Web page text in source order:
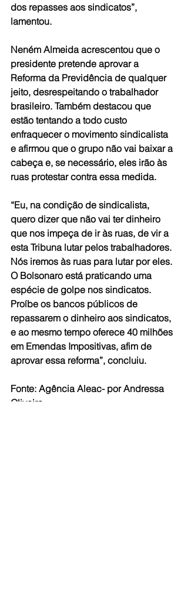
dos repasses aos sindicatos”,
lamentou.
Neném Almeida acrescentou que o
presidente pretende aprovar a
Reforma da Previdência de qualquer
jeito, desrespeitando o trabalhador
brasileiro. Também destacou que
estão tentando a todo custo
enfraquecer o movimento sindicalista
e afirmou que o grupo não vai baixar a
cabeça e, se necessário, eles irão às
ruas protestar contra essa medida.
“Eu, na condição de sindicalista,
quero dizer que não vai ter dinheiro
que nos impeça de ir às ruas, de vir a
esta Tribuna lutar pelos trabalhadores.
Nós iremos às ruas para lutar por eles.
O Bolsonaro está praticando uma
espécie de golpe nos sindicatos.
Proíbe os bancos públicos de
repassarem o dinheiro aos sindicatos,
e ao mesmo tempo oferece 40 milhões
em Emendas Impositivas, afim de
aprovar essa reforma”, concluiu.
Fonte: Agência Aleac- por Andressa
Oliveira